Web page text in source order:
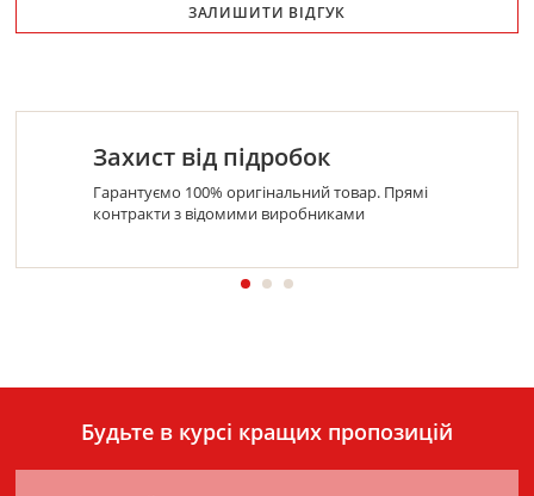
ЗАЛИШИТИ ВІДГУК
Захист від підробок
Гарантуємо 100% оригінальний товар. Прямі
контракти з відомими виробниками
Будьте в курсі кращих пропозицій